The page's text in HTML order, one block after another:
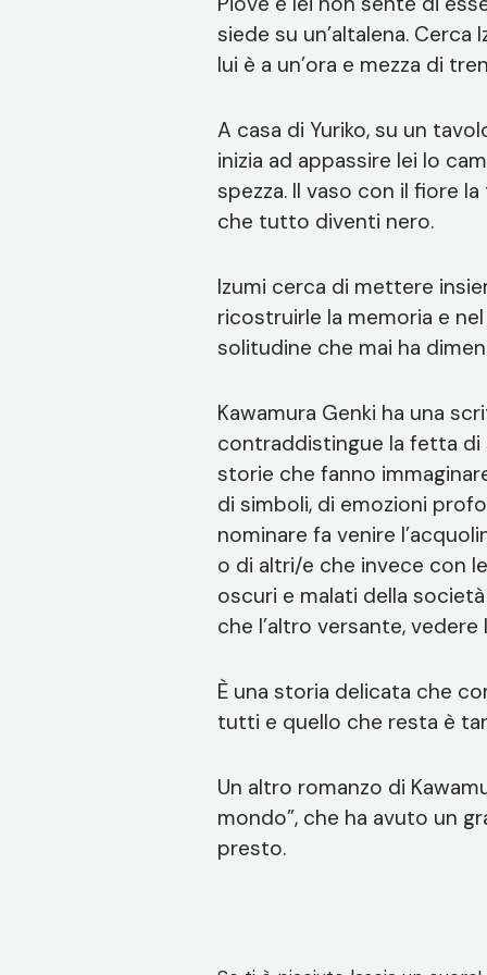
siede su un’altalena. Cerca
lui è a un’ora e mezza di
A casa di Yuriko, su un
inizia ad appassire lei lo
spezza. Il vaso con il fiore
che tutto diventi nero.
Izumi cerca di mettere
ricostruirle la memoria e
solitudine che mai ha
Kawamura Genki ha una
contraddistingue la fetta
storie che fanno
di simboli, di emozioni
nominare fa venire
o di altri/e che invece con
oscuri e malati della
che l’altro versante,
È una storia delicata che
tutti e quello che resta è
Un altro romanzo di
mondo”, che ha avuto un
presto.